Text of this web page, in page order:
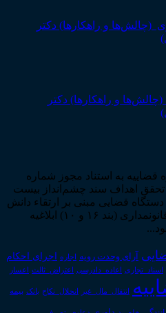
و راهکارها) دکتر
به استناد مجوز شماره
در راستای تحقق اهداف سند چشم‌انداز بیست
قضایی مبنی بر ارتقاء دانش
حقوقی جامعه و ترویج فرهنگ قانونمداری (بند ۱۶ و ۱۰) ابلاغیه
آرای وحدت رویه اجاره اجرای احکام
اسناد_تجاری اعاده_دادرسی اعتراض_ثالث اعسار
انتقال_مال_غیر انحلال_نکاح بانک بیمه